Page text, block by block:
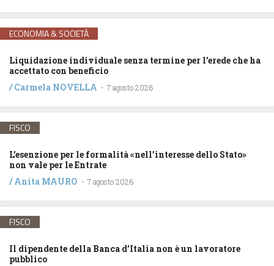
ECONOMIA & SOCIETÀ
Liquidazione individuale senza termine per l’erede che ha
accettato con beneficio
/Carmela NOVELLA - 7 agosto 2026
FISCO
L’esenzione per le formalità «nell’interesse dello Stato»
non vale per le Entrate
/Anita MAURO - 7 agosto 2026
FISCO
Il dipendente della Banca d’Italia non è un lavoratore
pubblico